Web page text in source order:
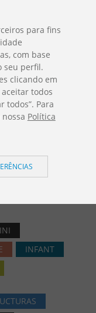
DESCARGAS
Jolas
Mini
INFANT
para fins
com base
seu perfil.
clicando em
todos
todos”. Para
Política